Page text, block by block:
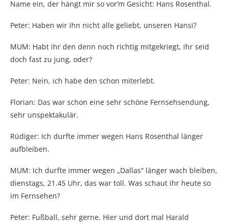
Name ein, der hängt mir so vor’m Gesicht: Hans Rosenthal.
Peter: Haben wir ihn nicht alle geliebt, unseren Hansi?
MUM: Habt ihr den denn noch richtig mitgekriegt, ihr seid
doch fast zu jung, oder?
Peter: Nein, ich habe den schon miterlebt.
Florian: Das war schon eine sehr schöne Fernsehsendung,
sehr unspektakulär.
Rüdiger: Ich durfte immer wegen Hans Rosenthal länger
aufbleiben.
MUM: Ich durfte immer wegen „Dallas“ länger wach bleiben,
dienstags, 21.45 Uhr, das war toll. Was schaut ihr heute so
im Fernsehen?
Peter: Fußball, sehr gerne. Hier und dort mal Harald